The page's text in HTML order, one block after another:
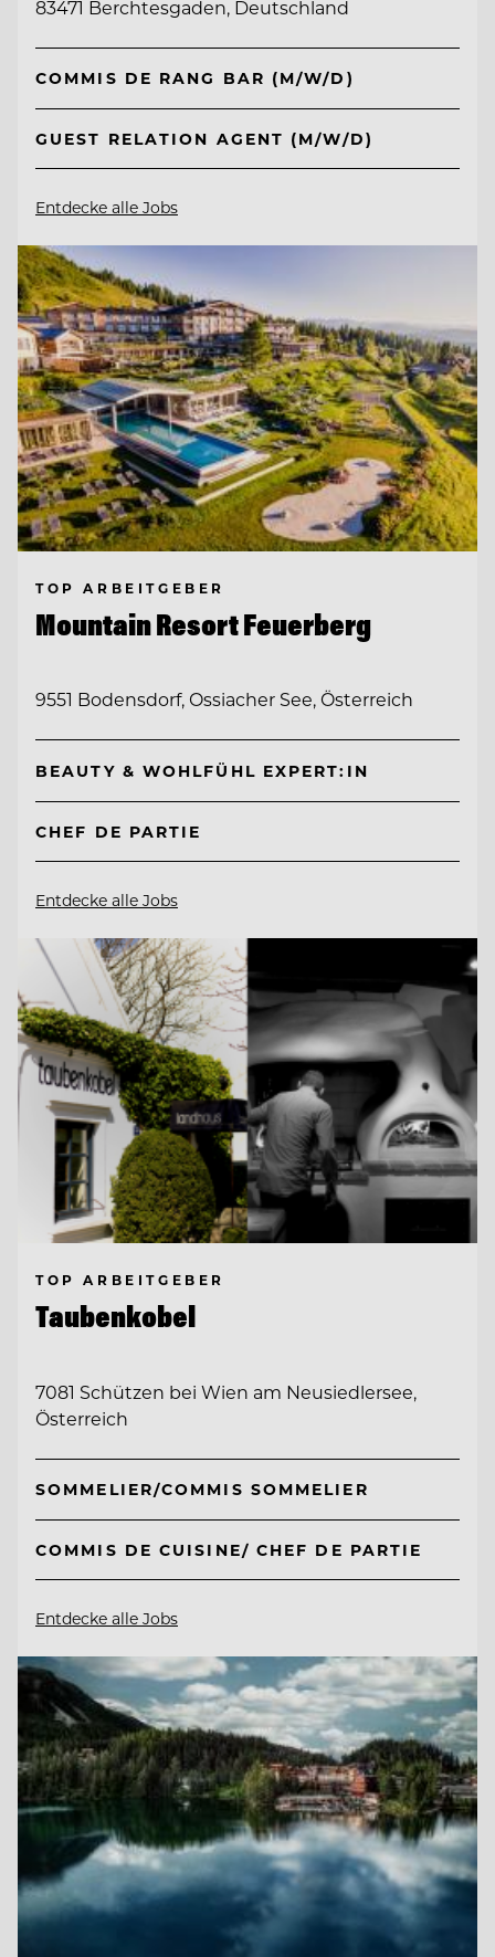
83471 Berchtesgaden, Deutschland
COMMIS DE RANG BAR (M/W/D)
GUEST RELATION AGENT (M/W/D)
Entdecke alle Jobs
TOP ARBEITGEBER
Mountain Resort Feuerberg
9551 Bodensdorf, Ossiacher See, Österreich
BEAUTY & WOHLFÜHL EXPERT:IN
CHEF DE PARTIE
Entdecke alle Jobs
TOP ARBEITGEBER
Taubenkobel
7081 Schützen bei Wien am Neusiedlersee,
Österreich
SOMMELIER/COMMIS SOMMELIER
COMMIS DE CUISINE/ CHEF DE PARTIE
Entdecke alle Jobs